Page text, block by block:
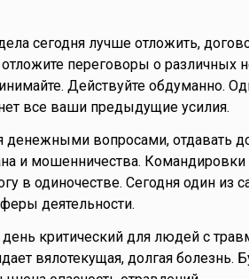
сегодня лучше отложить,
переговоры о различных
Действуйте обдуманно.
все ваши предыдущие усилия.
денежными вопросами, отдавать
и мошенничества. Командировки
в одиночестве. Сегодня один из
деятельности.
день критический для людей с
вялотекущая, долгая болезнь.